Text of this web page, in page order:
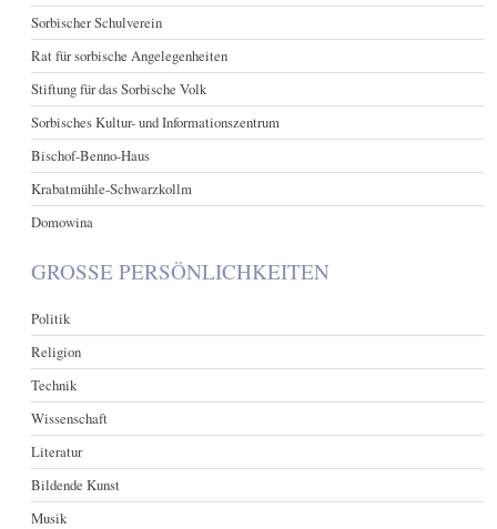
Sorbischer Schulverein
Rat für sorbische Angelegenheiten
Stiftung für das Sorbische Volk
Sorbisches Kultur- und Informationszentrum
Bischof-Benno-Haus
Krabatmühle-Schwarzkollm
Domowina
GROSSE PERSÖNLICHKEITEN
Politik
Religion
Technik
Wissenschaft
Literatur
Bildende Kunst
Musik